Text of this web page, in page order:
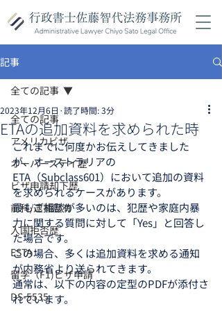
記事
全ての記事
アメリカビザ
オーバーステイ歴
ビザ申請却下歴
前科/逮捕歴有
入国拒否歴
ESTA
留学（F1)ビザ申請
DS-5535
全ての記事
ETAの追加資料を求められた時
2023年12月6日 読了時間: 3分
これまでに何度かお伝えしてきました
が、オーストラリアの
ETA（Subclass601）において追加の資料
を求められるケースがあります。
最もご相談が多いのは、犯歴や家庭内暴
力に関する質問に対して「Yes」と回答し
た場合です。
この場合、多くは追加資料を求める通知
が内務省より送られてきます。
通常は、以下の内容の定型のPDFが添付さ
れています。